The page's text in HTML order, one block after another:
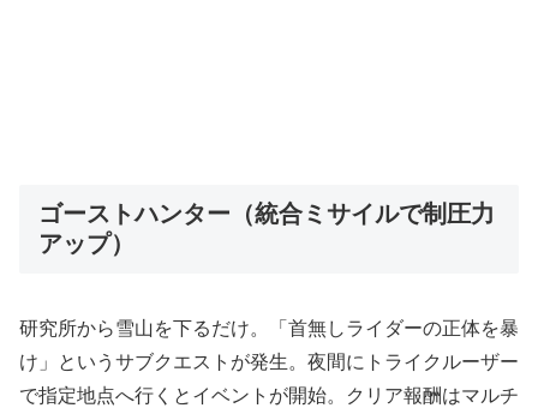
ゴーストハンター（統合ミサイルで制圧力
アップ）
研究所から雪山を下るだけ。「首無しライダーの正体を暴
け」というサブクエストが発生。夜間にトライクルーザー
で指定地点へ行くとイベントが開始。クリア報酬はマルチ